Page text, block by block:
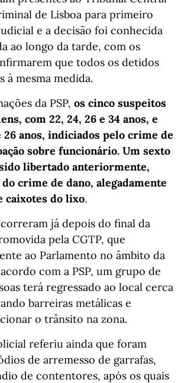
de Lisboa para primeiro
e a decisão foi conhecida
ao longo da tarde, com os
que todos os detidos
à mesma medida.
da PSP, os cinco suspeitos
com 22, 24, 26 e 34 anos, e
anos, indiciados pelo crime de
sobre funcionário. Um sexto
libertado anteriormente,
crime de dano, alegadamente
caixotes do lixo.
já depois do final da
pela CGTP, que
ao Parlamento no âmbito da
com a PSP, um grupo de
terá regressado ao local cerca
barreiras metálicas e
o trânsito na zona.
referiu ainda que foram
de arremesso de garrafas,
de contentores, após os quais